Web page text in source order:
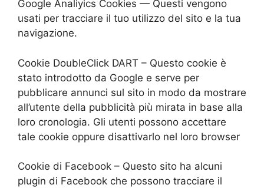
Google Analiyics Cookies — Questi vengono
usati per tracciare il tuo utilizzo del sito e la tua
navigazione.
Cookie DoubleClick DART – Questo cookie è
stato introdotto da Google e serve per
pubblicare annunci sul sito in modo da mostrare
all’utente della pubblicità più mirata in base alla
loro cronologia. Gli utenti possono accettare
tale cookie oppure disattivarlo nel loro browser
Cookie di Facebook – Questo sito ha alcuni
plugin di Facebook che possono tracciare il